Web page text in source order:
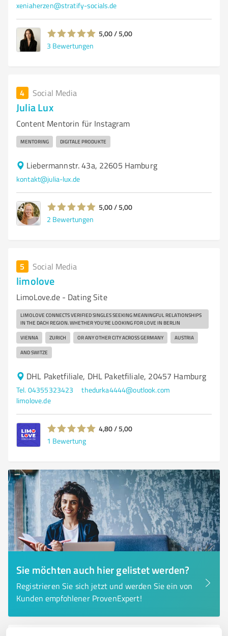
xeniaherzen@stratify-socials.de
5,00 / 5,00
3 Bewertungen
4 Social Media
Julia Lux
Content Mentorin für Instagram
MENTORING DIGITALE PRODUKTE
Liebermannstr. 43a, 22605 Hamburg
kontakt@julia-lux.de
5,00 / 5,00
2 Bewertungen
5 Social Media
limolove
LimoLove.de - Dating Site
LIMOLOVE CONNECTS VERIFIED SINGLES SEEKING MEANINGFUL RELATIONSHIPS
IN THE DACH REGION. WHETHER YOU'RE LOOKING FOR LOVE IN BERLIN
VIENNA ZURICH OR ANY OTHER CITY ACROSS GERMANY AUSTRIA
AND SWITZE
DHL Paketfiliale, DHL Paketfiliale, 20457 Hamburg
Tel. 04355323423
thedurka4444@outlook.com
limolove.de
4,80 / 5,00
1 Bewertung
Sie möchten auch hier gelistet werden?
Registrieren Sie sich jetzt und werden Sie ein von
Kunden empfohlener ProvenExpert!